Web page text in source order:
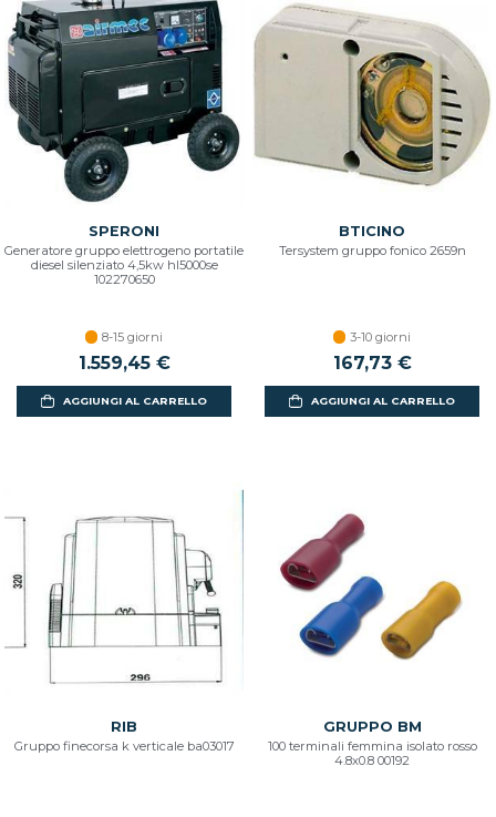
SPERONI
Generatore gruppo elettrogeno portatile
diesel silenziato 4,5kw hl5000se
102270650
8-15 giorni
1.559,45 €
AGGIUNGI AL CARRELLO
BTICINO
Tersystem gruppo fonico 2659n
3-10 giorni
167,73 €
AGGIUNGI AL CARRELLO
RIB
Gruppo finecorsa k verticale ba03017
GRUPPO BM
100 terminali femmina isolato rosso
4.8x0.8 00192